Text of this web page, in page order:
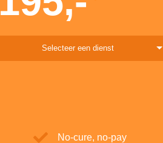
Selecteer een dienst
No-cure, no-pay